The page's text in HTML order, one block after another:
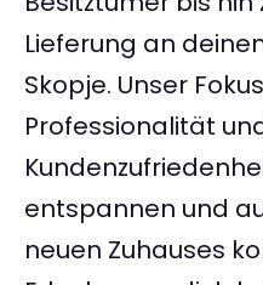
Lieferung an
Skopje. Unser
Professionalität
entspannen und
neuen Zuhauses